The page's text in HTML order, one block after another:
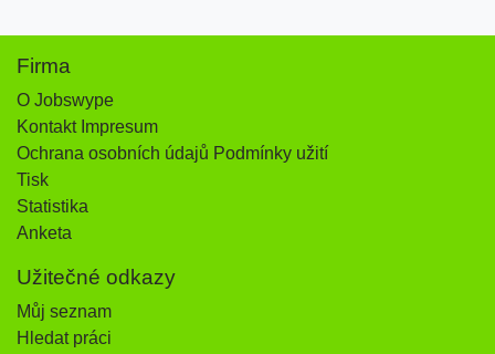
Firma
O Jobswype
Kontakt Impresum
Ochrana osobních údajů Podmínky užití
Tisk
Statistika
Anketa
Užitečné odkazy
Můj seznam
Hledat práci